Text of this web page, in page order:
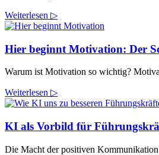
Weiterlesen ▷
Hier beginnt Motivation: Der
Warum ist Motivation so wichtig?
Weiterlesen ▷
KI als Vorbild für
Die Macht der positiven